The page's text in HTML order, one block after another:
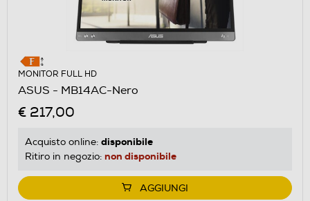
MONITOR FULL HD
ASUS - MB14AC-Nero
€ 217,00
Acquisto online: disponibile
Ritiro in negozio: non disponibile
AGGIUNGI